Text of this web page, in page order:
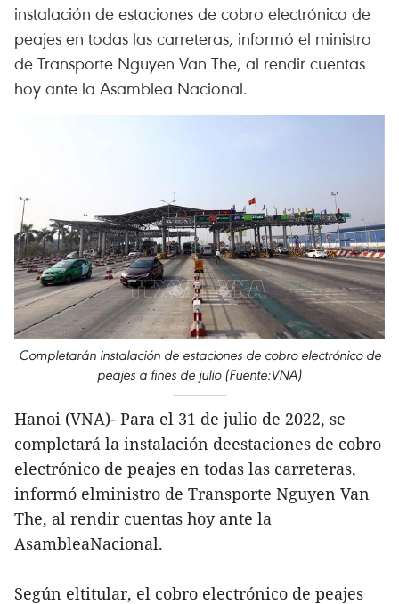
instalación de estaciones de cobro electrónico de
peajes en todas las carreteras, informó el ministro
de Transporte Nguyen Van The, al rendir cuentas
hoy ante la Asamblea Nacional.
Completarán instalación de estaciones de cobro electrónico de
peajes a fines de julio (Fuente:VNA)
Hanoi (VNA)- Para el 31 de julio de 2022, se
completará la instalación deestaciones de cobro
electrónico de peajes en todas las carreteras,
informó elministro de Transporte Nguyen Van
The, al rendir cuentas hoy ante la
AsambleaNacional.
Según eltitular, el cobro electrónico de peajes